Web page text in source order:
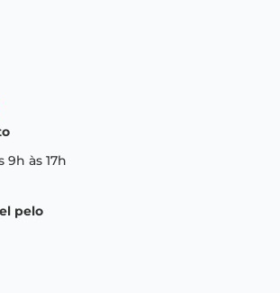
9h às 17h
pelo